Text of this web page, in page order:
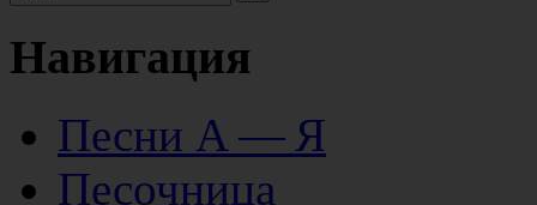
Навигация
Песни А — Я
Песочница